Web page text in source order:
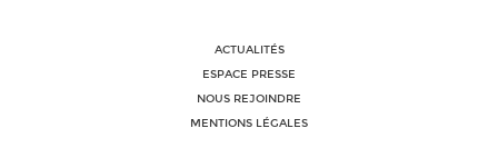
ACTUALITÉS
ESPACE PRESSE
NOUS REJOINDRE
MENTIONS LÉGALES